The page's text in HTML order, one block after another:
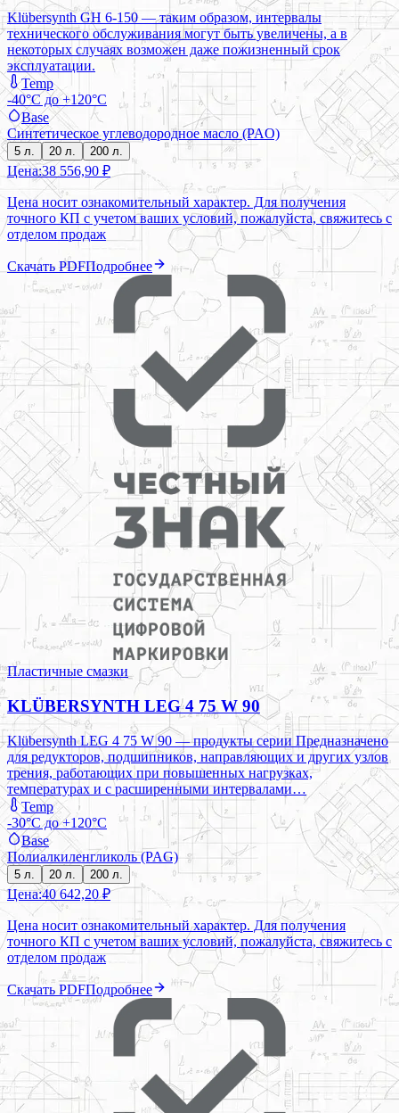
Klübersynth GH 6-150 — таким образом, интервалы
технического обслуживания могут быть увеличены, а в
некоторых случаях возможен даже пожизненный срок
эксплуатации.
Temp
-40°C до +120°C
Base
Синтетическое углеводородное масло (PAO)
5 л. 20 л. 200 л.
Цена:38 556,90 ₽
Цена носит ознакомительный характер. Для получения
точного КП с учетом ваших условий, пожалуйста, свяжитесь с
отделом продаж
Скачать PDFПодробнее
Пластичные смазки
KLÜBERSYNTH LEG 4 75 W 90
Klübersynth LEG 4 75 W 90 — продукты серии Предназначено
для редукторов, подшипников, направляющих и других узлов
трения, работающих при повышенных нагрузках,
температурах и с расширенными интервалами…
Temp
-30°C до +120°C
Base
Полиалкиленгликоль (PAG)
5 л. 20 л. 200 л.
Цена:40 642,20 ₽
Цена носит ознакомительный характер. Для получения
точного КП с учетом ваших условий, пожалуйста, свяжитесь с
отделом продаж
Скачать PDFПодробнее